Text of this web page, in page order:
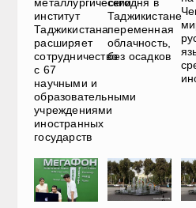
институт
Таджикистана
расширяет
сотрудничество
с 67
научными и
образовательными
учреждениями
иностранных
государств
Таджикистане
переменная
облачность,
без осадков